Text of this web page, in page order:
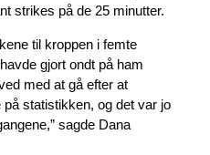
strikes på de 25 minutter.
til kroppen i femte
gjort ondt på ham
med at gå efter at
statistikken, og det var jo
sagde Dana